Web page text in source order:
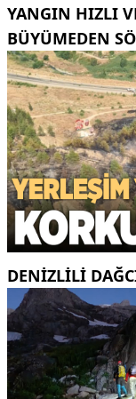
YANGIN HIZLI
BÜYÜMEDEN
DENIZLILI